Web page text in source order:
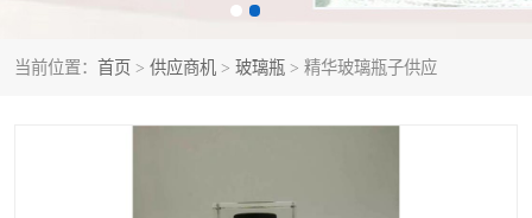
当前位置： 首页 > 供应商机 > 玻璃瓶 > 精华玻璃瓶子供应